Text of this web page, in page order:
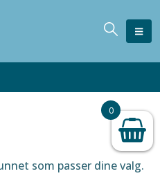
som passer dine valg.
0